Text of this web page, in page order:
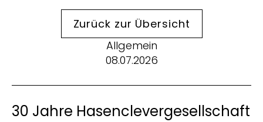
Zurück zur Übersicht
Allgemein
08.07.2026
30 Jahre Hasenclevergesellschaft